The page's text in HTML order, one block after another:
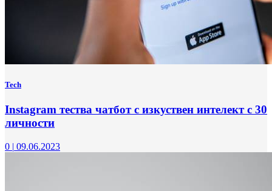
Tech
Instagram тества чатбот с изкуствен интелект с 30
личности
0 | 09.06.2023